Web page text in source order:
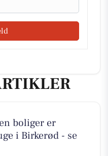
boliger er
i Birkerød - se